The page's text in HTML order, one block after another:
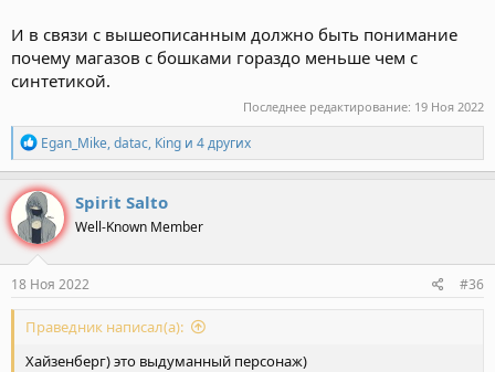
И в связи с вышеописанным должно быть понимание
почему магазов с бошками гораздо меньше чем с
синтетикой.
Последнее редактирование: 19 Ноя 2022
Р
е
а
к
ц
и
и
:
Egan_Mike,datac, Кing и 4 других
Spirit Salto
Well-Known Member
18 Ноя 2022 #36
Праведник написал(а):
Хайзенберг) это выдуманный персонаж)